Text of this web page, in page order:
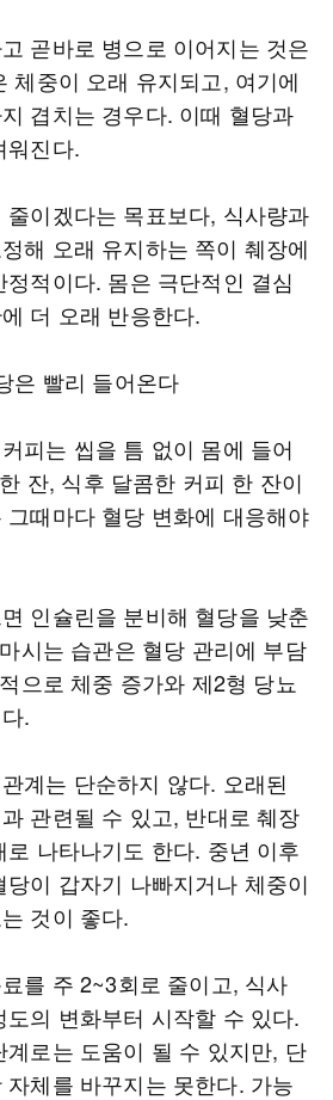
곧바로 병으로 이어지는 것은
체중이 오래 유지되고, 여기에
겹치는 경우다. 이때 혈당과
워진다.
이겠다는 목표보다, 식사량과
해 오래 유지하는 쪽이 췌장에
적이다. 몸은 극단적인 결심
더 오래 반응한다.
은 빨리 들어온다
피는 씹을 틈 없이 몸에 들어
잔, 식후 달콤한 커피 한 잔이
때마다 혈당 변화에 대응해야
인슐린을 분비해 혈당을 낮춘
시는 습관은 혈당 관리에 부담
으로 체중 증가와 제2형 당뇨
.
계는 단순하지 않다. 오래된
관련될 수 있고, 반대로 췌장
나타나기도 한다. 중년 이후
이 갑자기 나빠지거나 체중이
것이 좋다.
를 주 2~3회로 줄이고, 식사
의 변화부터 시작할 수 있다.
로는 도움이 될 수 있지만, 단
체를 바꾸지는 못한다. 가능